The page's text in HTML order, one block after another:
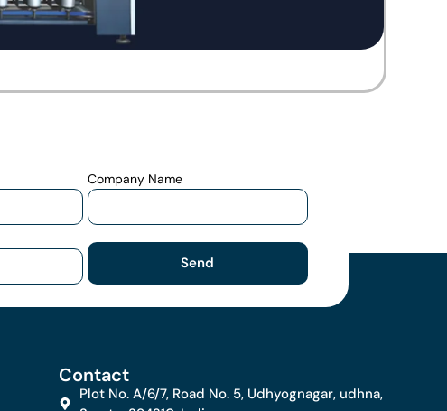
Company Name
Send
Contact
Plot No. A/6/7, Road No. 5, Udhyognagar, udhna,